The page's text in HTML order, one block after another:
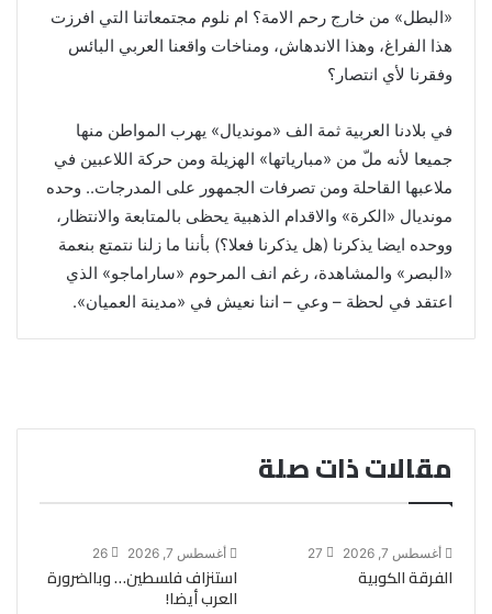
«البطل» من خارج رحم الامة؟ ام نلوم مجتمعاتنا التي افرزت
هذا الفراغ، وهذا الاندهاش، ومناخات واقعنا العربي البائس
وفقرنا لأي انتصار؟
في بلادنا العربية ثمة الف «مونديال» يهرب المواطن منها
جميعا لأنه ملّ من «مبارياتها» الهزيلة ومن حركة اللاعبين في
ملاعبها القاحلة ومن تصرفات الجمهور على المدرجات.. وحده
مونديال «الكرة» والاقدام الذهبية يحظى بالمتابعة والانتظار،
ووحده ايضا يذكرنا (هل يذكرنا فعلا؟) بأننا ما زلنا نتمتع بنعمة
«البصر» والمشاهدة، رغم انف المرحوم «ساراماجو» الذي
اعتقد في لحظة – وعي – اننا نعيش في «مدينة العميان».
مقالات ذات صلة
أغسطس 7, 2026 27
الفرقة الكوبية
أغسطس 7, 2026 26
استنزاف فلسطين… وبالضرورة
العرب أيضا!